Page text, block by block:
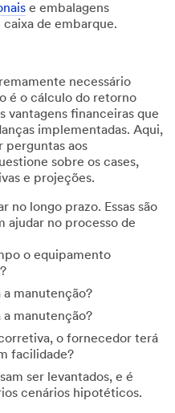
e embalagens
de embarque.
necessário
é o cálculo do retorno
vantagens financeiras que
implementadas. Aqui,
perguntas aos
sobre os cases,
e projeções.
no longo prazo. Essas são
ajudar no processo de
o equipamento
manutenção?
manutenção?
o fornecedor terá
facilidade?
ser levantados, e é
cenários hipotéticos.